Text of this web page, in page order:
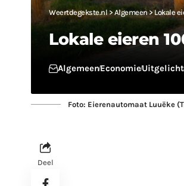
Weertdegekste.nl>Algemeen>Lokale
Lokale eieren
AlgemeenEconomieUitgelicht
Foto: Eierenautomaat Luuëke
Deel